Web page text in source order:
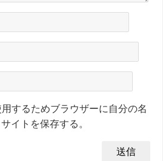
するためブラウザーに自分の名
イトを保存する。